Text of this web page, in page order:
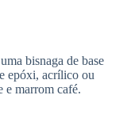
bisnaga de base
epóxi, acrílico ou
e marrom café.